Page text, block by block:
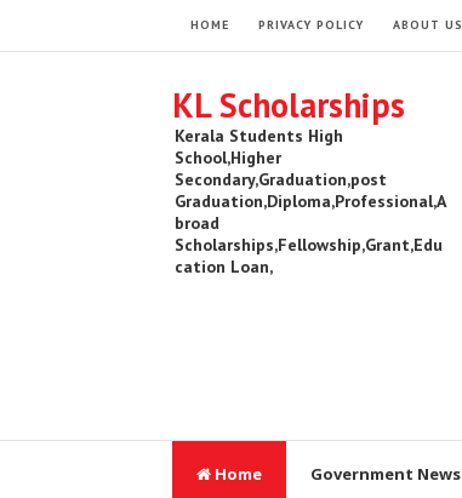
HOME PRIVACY POLICY ABOUT US
KL Scholarships
Kerala Students High
School,Higher
Secondary,Graduation,post
Graduation,Diploma,Professional,A
broad
Scholarships,Fellowship,Grant,Edu
cation Loan,
Home Government News